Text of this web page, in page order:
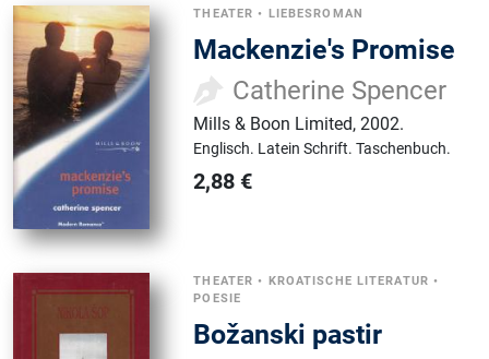
THEATER • LIEBESROMAN
Mackenzie's Promise
Catherine Spencer
Mills & Boon Limited,2002.
Englisch. Latein Schrift.Taschenbuch.
2,88 €
THEATER • KROATISCHE LITERATUR •
POESIE
Božanski pastir